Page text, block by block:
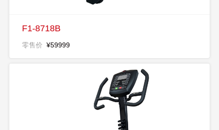
F1-8718B
零售价 ¥59999